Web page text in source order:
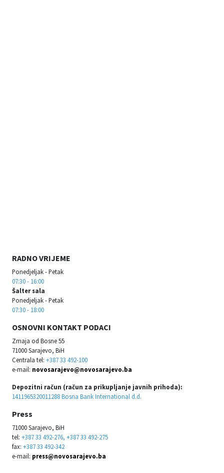
RADNO VRIJEME
Ponedjeljak - Petak
07:30 - 16:00
Šalter sala
Ponedjeljak - Petak
07:30 - 18:00
OSNOVNI KONTAKT PODACI
Zmaja od Bosne 55
71000 Sarajevo, BiH
Centrala tel: +387 33 492-100
e-mail: novosarajevo@novosarajevo.ba
Depozitni račun (račun za prikupljanje javnih prihoda):
1411965320011288 Bosna Bank International d.d.
Press
71000 Sarajevo, BiH
tel: +387 33 492-276, +387 33 492-275
fax: +387 33 492-342
e-mail: press@novosarajevo.ba